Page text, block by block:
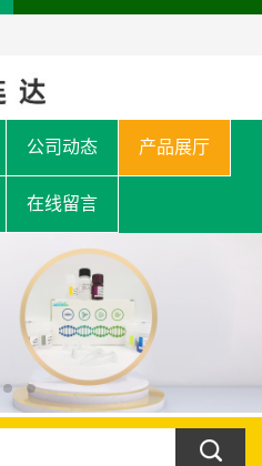
公司动态 产品展厅
在线留言